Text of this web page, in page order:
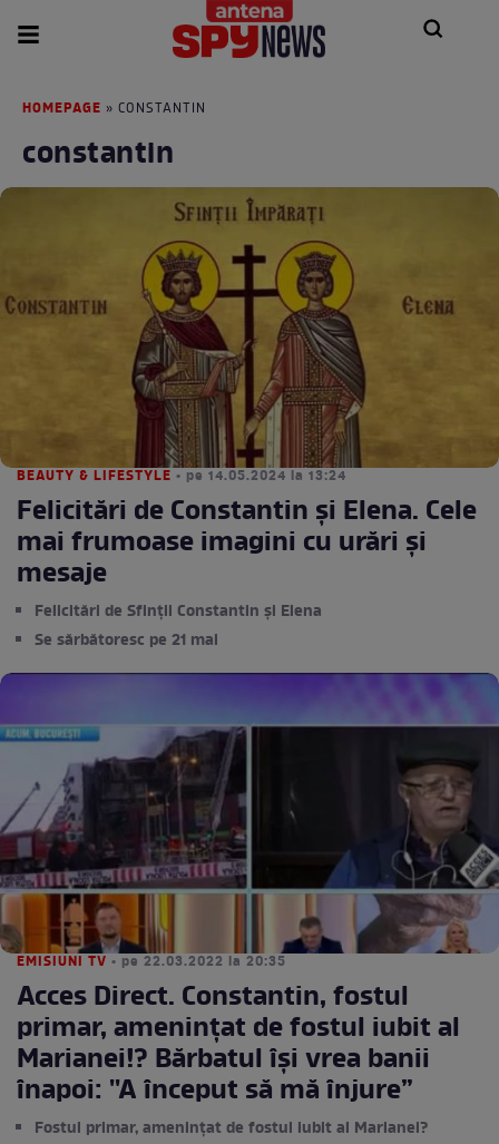
HOMEPAGE » CONSTANTIN
constantin
BEAUTY & LIFESTYLE • pe 14.05.2024 la 13:24
Felicitări de Constantin și Elena. Cele
mai frumoase imagini cu urări și
mesaje
Felicitări de Sfinții Constantin și Elena
Se sărbătoresc pe 21 mai
EMISIUNI TV • pe 22.03.2022 la 20:35
Acces Direct. Constantin, fostul
primar, amenințat de fostul iubit al
Marianei!? Bărbatul își vrea banii
înapoi: ''A început să mă înjure”
Fostul primar, amenințat de fostul iubit al Marianei?